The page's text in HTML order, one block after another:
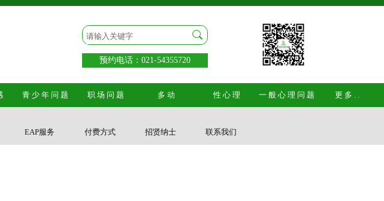
预约电话：021-54355720
青少年问题 职场问题 多动 性心理 一般心理问题 更多..
EAP服务 付费方式 招贤纳士 联系我们